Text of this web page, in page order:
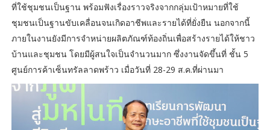
ที่ใช้ชุมชนเป็นฐาน พร้อมฟังเรื่องราวจริงจากกลุ่มเป้าหมายที่ใช้
ชุมชนเป็นฐานขับเคลื่อนจนเกิดอาชีพและรายได้ที่ยั่งยืน นอกจากนี้
ภายในงานยังมีการจำหน่ายผลิตภัณฑ์ท้องถิ่นเพื่อสร้างรายได้ให้ชาว
บ้านและชุมชน โดยมีผู้สนใจเป็นจำนวนมาก ซึ่งงานจัดขึ้นที่ ชั้น 5
ศูนย์การค้าเซ็นทรัลลาดพร้าว เมื่อวันที่ 28-29 ส.ค.ที่ผ่านมา